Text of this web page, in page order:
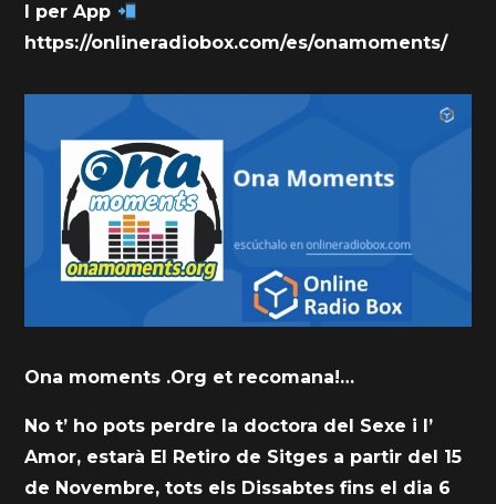
I per App
https://onlineradiobox.com/es/onamoments/
Ona moments .Org et recomana!…
No t’ ho pots perdre la doctora del Sexe i l’
Amor, estarà El Retiro de Sitges a partir del 15
de Novembre, tots els Dissabtes fins el dia 6